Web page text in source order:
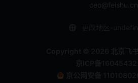
ceo@feishu.cn